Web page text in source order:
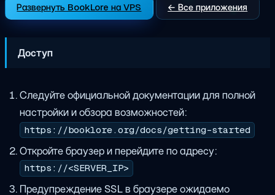
Развернуть BookLore на VPS ← Все приложения
Доступ
Следуйте официальной документации для полной
настройки и обзора возможностей:
https://booklore.org/docs/getting-started
Откройте браузер и перейдите по адресу:
https://<SERVER_IP>
Предупреждение SSL в браузере ожидаемо